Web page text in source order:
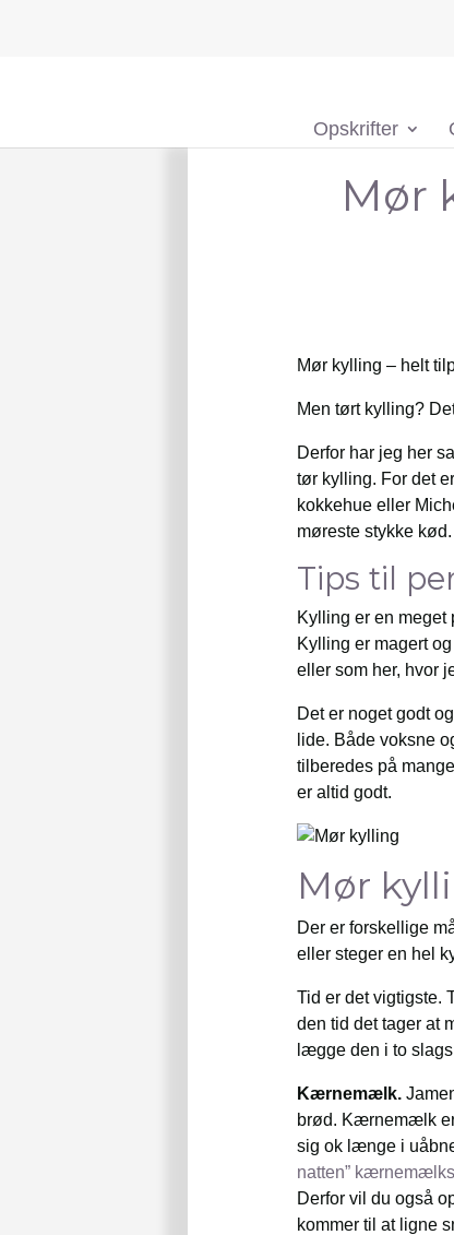
Opskrifter
Mør
Mør kylling – helt
Men tørt kylling?
Derfor har jeg her
tør kylling. For det
kokkehue eller
møreste stykke kød.
Tips til
Kylling er en
Kylling er magert
eller som her, hvor
Det er noget godt
lide. Både voksne
tilberedes på
er altid godt.
Mør
Der er forskellige
eller steger en hel
Tid er det vigtigste.
den tid det tager at
lægge den i to
Kærnemælk.
brød. Kærnemælk
sig ok længe i
natten”
Derfor vil du også
kommer til at ligne